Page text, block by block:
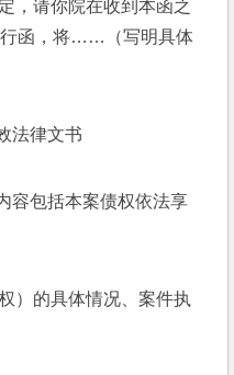
，请你院在收到本函之
行函，将……（写明具体
法律文书
容包括本案债权依法享
）的具体情况、案件执